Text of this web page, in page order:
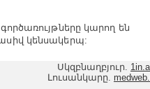
կարող են
կենսակերպ:
Սկզբնաղբյուր.
Լուսանկարը.